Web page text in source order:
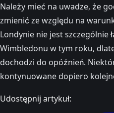
Należy mieć na uwadze, że
zmienić ze względu na
Londynie nie jest szczególnie
Wimbledonu w tym roku,
dochodzi do opóźnień.
kontynuowane dopiero
Udostępnij artykuł: